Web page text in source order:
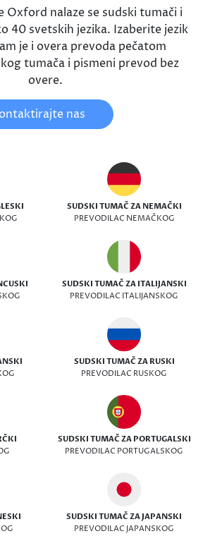
Oxford nalaze se sudski tumači i
40 svetskih jezika. Izaberite jezik
je i overa prevoda pečatom
tumača i pismeni prevod bez
overe.
nas
SUDSKI TUMAČ ZA NEMAČKI
PREVODILAC NEMAČKOG
SUDSKI TUMAČ ZA ITALIJANSKI
PREVODILAC ITALIJANSKOG
SUDSKI TUMAČ ZA RUSKI
PREVODILAC RUSKOG
SUDSKI TUMAČ ZA PORTUGALSKI
PREVODILAC PORTUGALSKOG
SUDSKI TUMAČ ZA JAPANSKI
PREVODILAC JAPANSKOG